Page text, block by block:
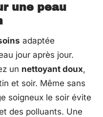
une peau
adaptée
jour après jour.
un nettoyant doux,
et soir. Même sans
soigneux le soir évite
des polluants. Une